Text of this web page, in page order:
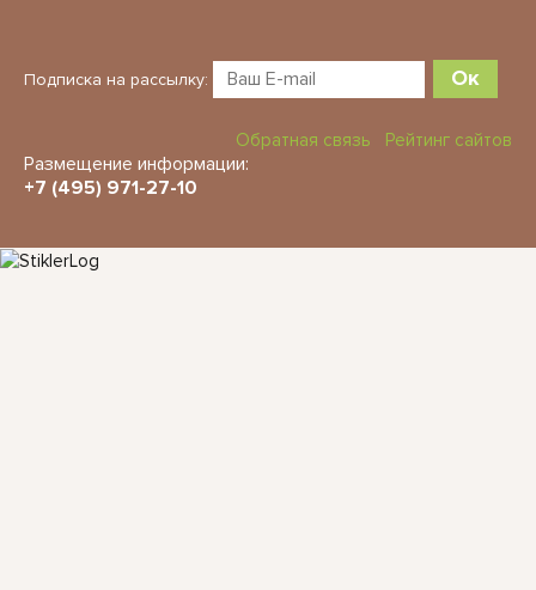
Подписка на рассылку: Ок
Обратная связь Рейтинг сайтов
Размещение информации:
+7 (495) 971-27-10